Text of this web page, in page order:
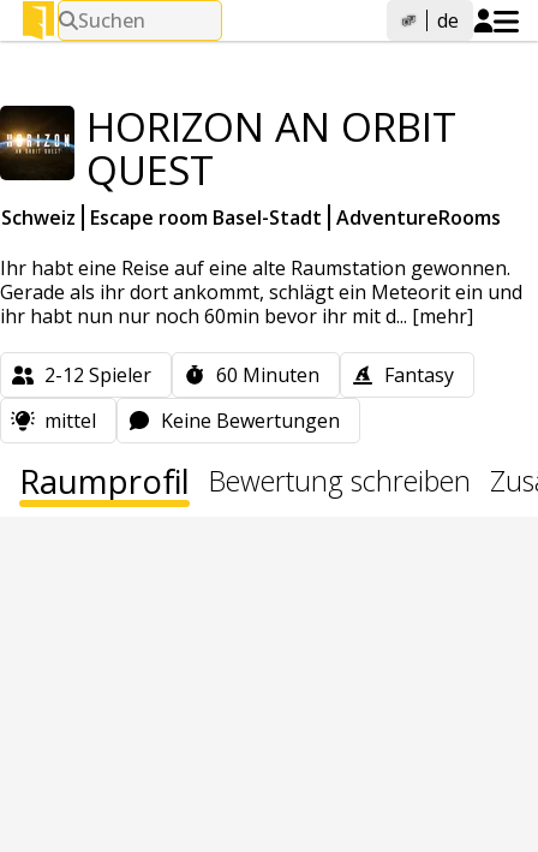
Suchen de
HORIZON AN ORBIT
QUEST
Schweiz Escape room Basel-Stadt AdventureRooms
Ihr habt eine Reise auf eine alte Raumstation gewonnen.
Gerade als ihr dort ankommt, schlägt ein Meteorit ein und
ihr habt nun nur noch 60min bevor ihr mit d... [mehr]
2-12 Spieler 60 Minuten
Fantasy
mittel
Keine Bewertungen
Raumprofil Bewertung schreiben